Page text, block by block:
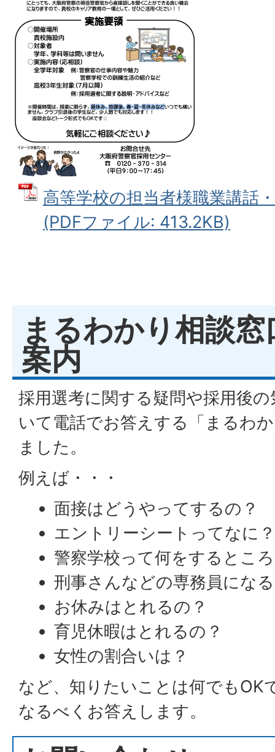
高等学校の担当者様職業講話
(PDFファイル: 413.2KB)
まるわかり相談
案内
採用選考に関する疑問や採用後
いて電話でお答えする「まるわ
ました。
例えば・・・
面接はどうやってするの？
エントリーシートってなに
警察学校って何をするとこ
刑事さんなどの専務員にな
お休みはとれるの？
育児休暇はとれるの？
女性の割合いは？
など、知りたいことは何でもOK
なるべくお答えします。